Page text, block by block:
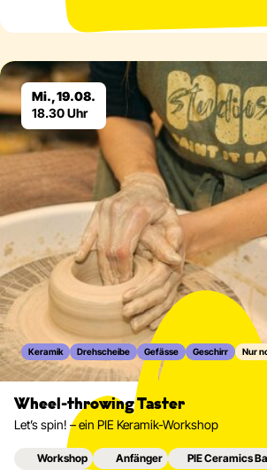
Mi., 19.08.
18.30 Uhr
Keramik Drehscheibe Gefässe Geschirr Nur
Wheel-throwing Taster
Let’s spin! – ein PIE Keramik-Workshop
Workshop Anfänger
PIE Ceramics
Eventdetails